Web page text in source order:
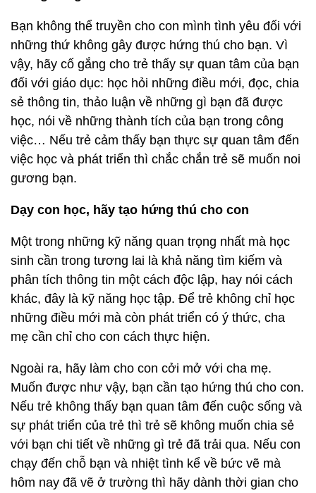
Bạn không thể truyền cho con mình tình yêu đối với
những thứ không gây được hứng thú cho bạn. Vì
vậy, hãy cố gắng cho trẻ thấy sự quan tâm của bạn
đối với giáo dục: học hỏi những điều mới, đọc, chia
sẻ thông tin, thảo luận về những gì bạn đã được
học, nói về những thành tích của bạn trong công
việc… Nếu trẻ cảm thấy bạn thực sự quan tâm đến
việc học và phát triển thì chắc chắn trẻ sẽ muốn noi
gương bạn.
Dạy con học, hãy tạo hứng thú cho con
Một trong những kỹ năng quan trọng nhất mà học
sinh cần trong tương lai là khả năng tìm kiếm và
phân tích thông tin một cách độc lập, hay nói cách
khác, đây là kỹ năng học tập. Để trẻ không chỉ học
những điều mới mà còn phát triển có ý thức, cha
mẹ cần chỉ cho con cách thực hiện.
Ngoài ra, hãy làm cho con cởi mở với cha mẹ.
Muốn được như vậy, bạn cần tạo hứng thú cho con.
Nếu trẻ không thấy bạn quan tâm đến cuộc sống và
sự phát triển của trẻ thì trẻ sẽ không muốn chia sẻ
với bạn chi tiết về những gì trẻ đã trải qua. Nếu con
chạy đến chỗ bạn và nhiệt tình kể về bức vẽ mà
hôm nay đã vẽ ở trường thì hãy dành thời gian cho